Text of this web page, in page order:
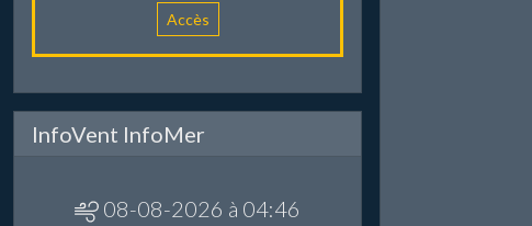
Accès
InfoVent InfoMer
08-08-2026 à 04:46